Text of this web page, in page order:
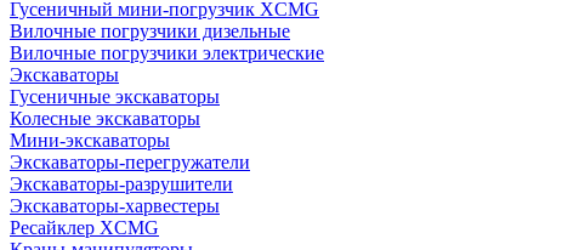
Гусеничный мини-погрузчик XCMG
Вилочные погрузчики дизельные
Вилочные погрузчики электрические
Экскаваторы
Гусеничные экскаваторы
Колесные экскаваторы
Мини-экскаваторы
Экскаваторы-перегружатели
Экскаваторы-разрушители
Экскаваторы-харвестеры
Ресайклер XCMG